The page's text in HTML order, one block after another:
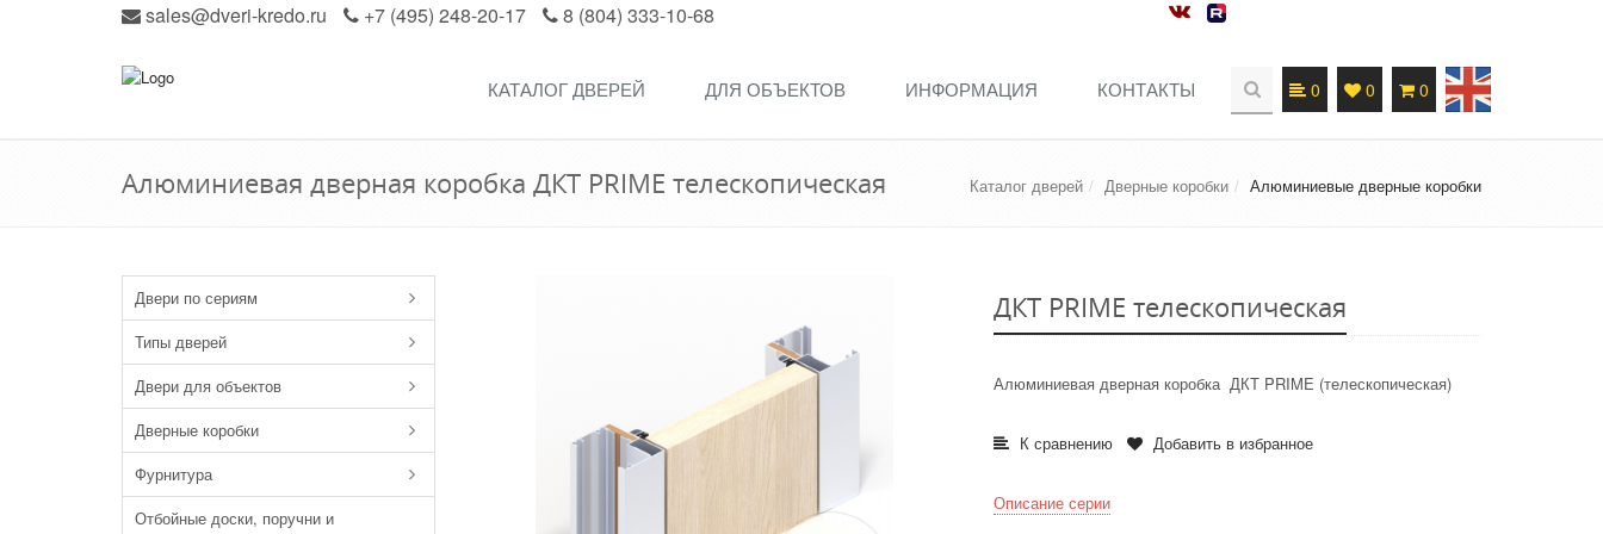
sales@dveri-kredo.ru +7 (495) 248-20-17 8 (804) 333-10-68
0
0 0
КАТАЛОГ ДВЕРЕЙ ДЛЯ ОБЪЕКТОВ ИНФОРМАЦИЯ КОНТАКТЫ
Алюминиевая дверная коробка ДКТ PRIME телескопическая Каталог дверей Дверные коробки Алюминиевые дверные коробки
Двери по сериям
Типы дверей
Двери для объектов
Дверные коробки
Фурнитура
Отбойные доски, поручни и
ДКТ PRIME телескопическая
Алюминиевая дверная коробка ДКТ PRIME (телескопическая)
К сравнению Добавить в избранное
Описание серии